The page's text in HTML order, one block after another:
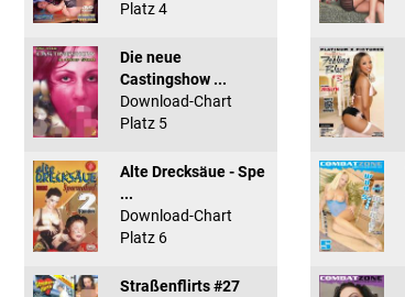
Platz 4
Die neue
Castingshow ...
Download-Chart
Platz 5
Alte Drecksäue - Spe
...
Download-Chart
Platz 6
Straßenflirts #27